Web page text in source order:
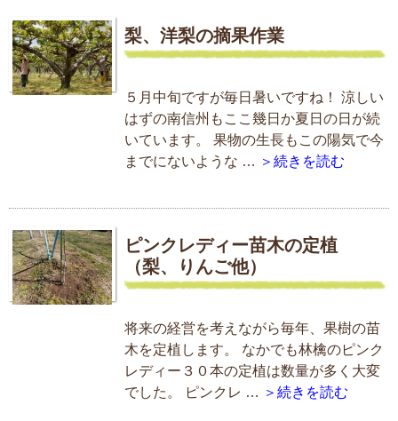
梨、洋梨の摘果作業
５月中旬ですが毎日暑いですね！ 涼しい
はずの南信州もここ幾日か夏日の日が続
いています。 果物の生長もこの陽気で今
までにないような … ＞続きを読む
ピンクレディー苗木の定植
（梨、りんご他）
将来の経営を考えながら毎年、果樹の苗
木を定植します。 なかでも林檎のピンク
レディー３０本の定植は数量が多く大変
でした。 ピンクレ … ＞続きを読む